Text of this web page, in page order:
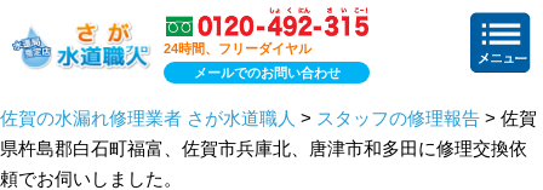
24時間、フリーダイヤル
メールでのお問い合わせ
佐賀の水漏れ修理業者 さが水道職人 > スタッフの修理報告 > 佐賀
県杵島郡白石町福富、佐賀市兵庫北、唐津市和多田に修理交換依
頼でお伺いしました。